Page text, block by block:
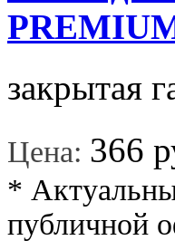
закрытая
Цена: 366
*
публичной